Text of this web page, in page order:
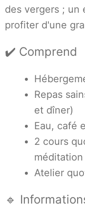
des vergers ; un
profiter d'une
✔️ Comprend
Repas
et dîner)
Eau, café
2 cours
méditation
Atelier
🔹